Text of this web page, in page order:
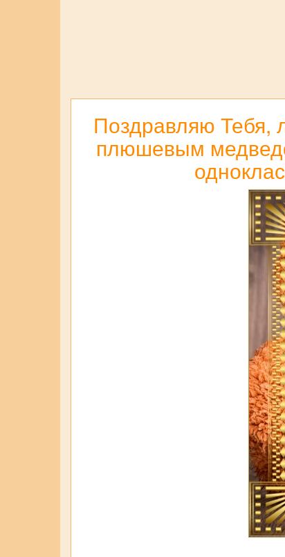
Поздравляю
плюшевым